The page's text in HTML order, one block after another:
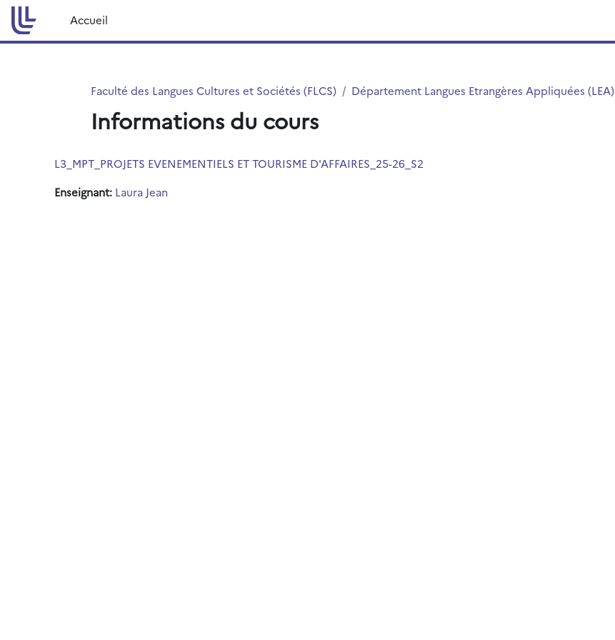
Passer au contenu principal
Accueil
Faculté des Langues Cultures et Sociétés (FLCS) Département Langues Etrangères Appliquées (LEA)
Informations du cours
L3_MPT_PROJETS EVENEMENTIELS ET TOURISME D'AFFAIRES_25-26_S2
Enseignant: Laura Jean